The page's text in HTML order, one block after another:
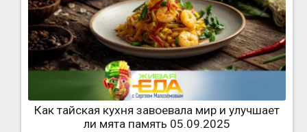
Как тайская кухня завоевала мир и улучшает
ли мята память 05.09.2025